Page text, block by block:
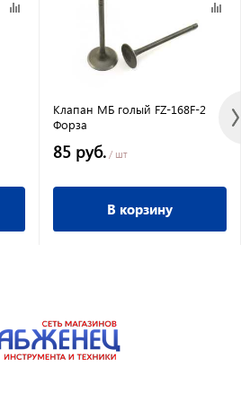
Клапан МБ голый FZ-168F-2
Форза
85 руб. / шт
В корзину